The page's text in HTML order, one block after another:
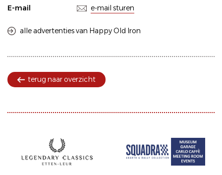
E-mail
e-mail sturen
alle advertenties van Happy Old Iron
terug naar overzicht